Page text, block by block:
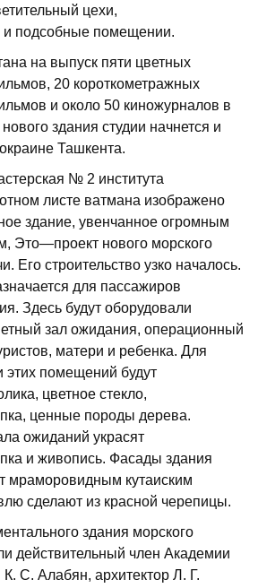
цехи,
и подсобные помещении.
на выпуск пяти цветных
20 короткометражных
и около 50 киножурналов в
здания студии начнется и
Ташкента.
№ 2 института
листе ватмана изображено
здание, увенчанное огромным
Это—проект нового морского
Его строительство узко началось.
для пассажиров
Здесь будут оборудовали
зал ожидания, операционный
матери и ребенка. Для
этих помещений будут
цветное стекло,
ценные породы дерева.
ожиданий украсят
и живопись. Фасады здания
мраморовидным кутаиским
сделают из красной черепицы.
здания морского
действительный член Академии
С. Алабян, архитектор Л. Г.